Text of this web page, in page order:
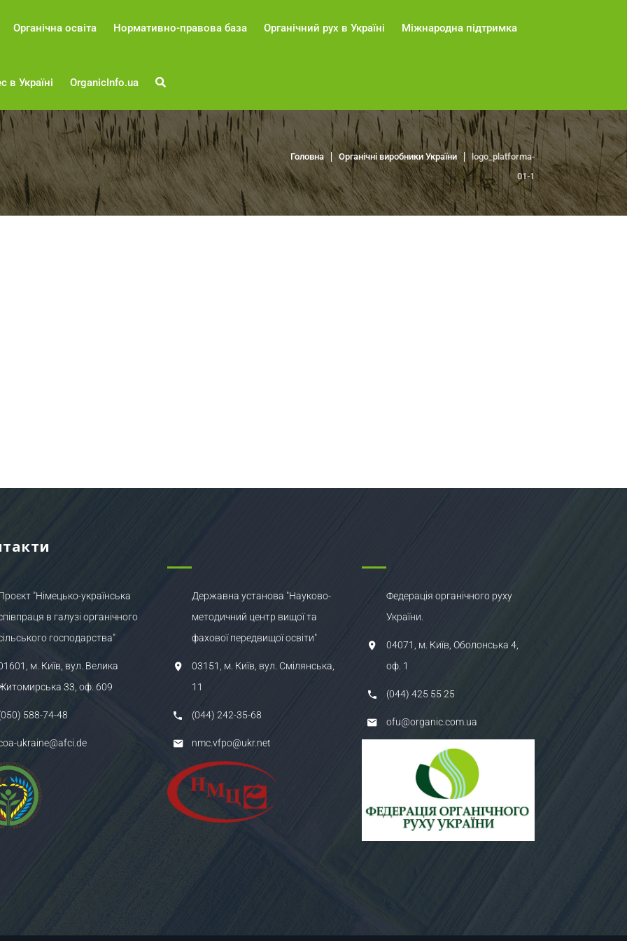
Органічна освіта Нормативно-правова база Органічний рух в Україні Міжнародна підтримка
в Україні OrganicInfo.ua
Головна Органічні виробники України
logo_platforma-
01-1
"Німецько-українська
в галузі органічного
господарства"
м. Київ, вул. Велика
33, оф. 609
588-74-48
ukraine@afci.de
Державна установа "Науково-
методичний центр вищої та
фахової передвищої освіти"
03151, м. Київ, вул. Смілянська,
11
(044) 242-35-68
nmc.vfpo@ukr.net
Федерація органічного руху
України.
04071, м. Київ, Оболонська 4,
оф. 1
(044) 425 55 25
ofu@organic.com.ua